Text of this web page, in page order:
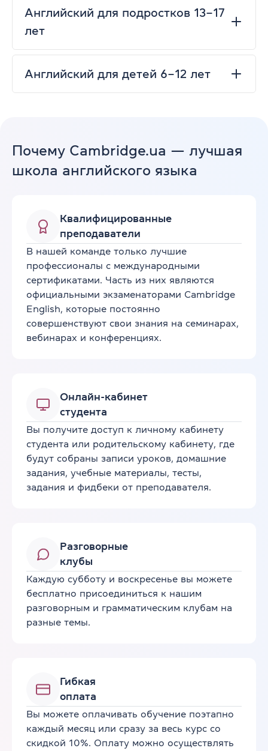
Английский для подростков 13–17
лет
Английский для детей 6–12 лет
Почему Cambridge.ua — лучшая
школа английского языка
Квалифицированные
преподаватели
В нашей команде только лучшие
профессионалы с международными
сертификатами. Часть из них являются
официальными экзаменаторами Cambridge
English, которые постоянно
совершенствуют свои знания на семинарах,
вебинарах и конференциях.
Онлайн-кабинет
студента
Вы получите доступ к личному кабинету
студента или родительскому кабинету, где
будут собраны записи уроков, домашние
задания, учебные материалы, тесты,
задания и фидбеки от преподавателя.
Разговорные
клубы
Каждую субботу и воскресенье вы можете
бесплатно присоединиться к нашим
разговорным и грамматическим клубам на
разные темы.
Гибкая
оплата
Вы можете оплачивать обучение поэтапно
каждый месяц или сразу за весь курс со
скидкой 10%. Оплату можно осуществлять